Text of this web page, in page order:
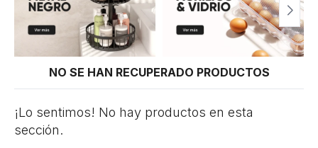
NO SE HAN RECUPERADO PRODUCTOS
¡Lo sentimos! No hay productos en esta
sección.